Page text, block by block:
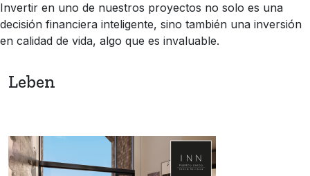
Invertir en uno de nuestros proyectos no solo es una
decisión financiera inteligente, sino también una inversión
en calidad de vida, algo que es invaluable.
Leben